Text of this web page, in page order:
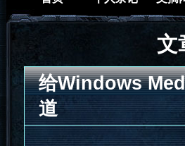
文
给Windows
道